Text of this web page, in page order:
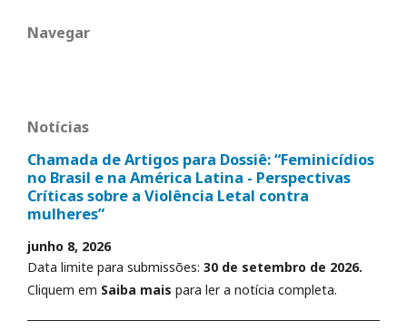
Navegar
Notícias
Chamada de Artigos para Dossiê: “Feminicídios
no Brasil e na América Latina - Perspectivas
Críticas sobre a Violência Letal contra
mulheres”
junho 8, 2026
Data limite para submissões: 30 de setembro de 2026.
Cliquem em Saiba mais para ler a notícia completa.